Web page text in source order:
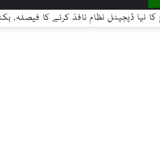
کا نیا ڈیجیٹل نظام نافذ کرنے کا